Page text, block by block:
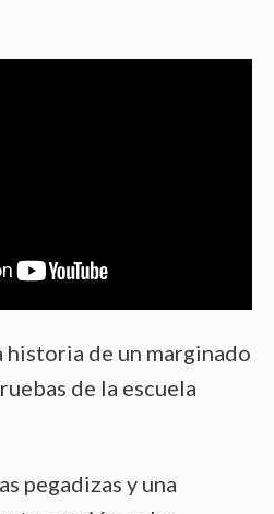
historia de un marginado
de la escuela
pegadizas y una